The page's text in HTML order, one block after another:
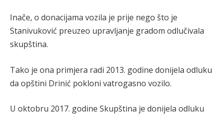
Inače, o donacijama vozila je prije nego što je
Stanivuković preuzeo upravljanje gradom odlučivala
skupština.
Tako je ona primjera radi 2013. godine donijela odluku
da opštini Drinić pokloni vatrogasno vozilo.
U oktobru 2017. godine Skupština je donijela odluku